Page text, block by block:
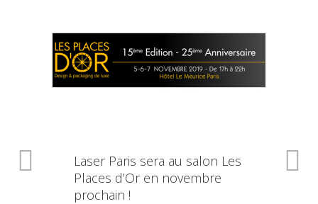
Laser Paris sera au salon Les
Places d’Or en novembre
prochain !